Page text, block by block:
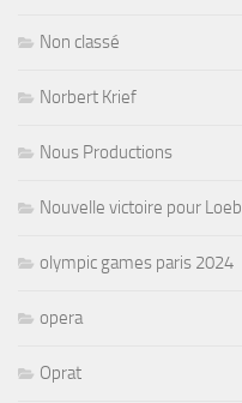
Non classé
Norbert Krief
Nous Productions
Nouvelle victoire pour Loeb
olympic games paris 2024
opera
Oprat